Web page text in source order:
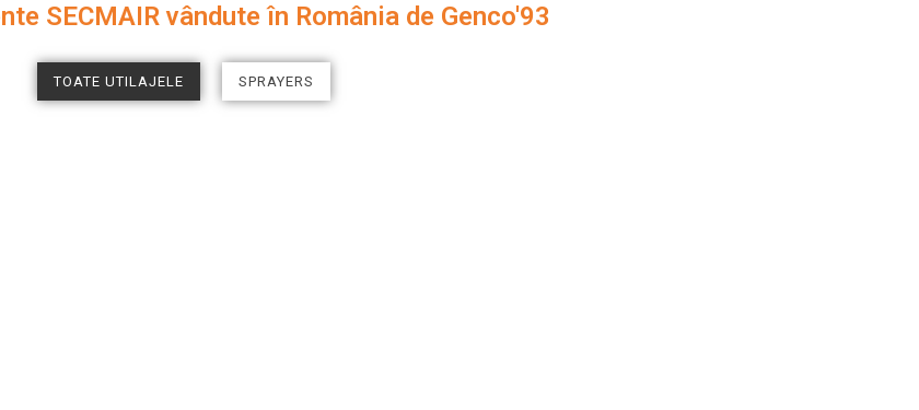
SECMAIR vândute în România de Genco'93
TOATE UTILAJELE SPRAYERS